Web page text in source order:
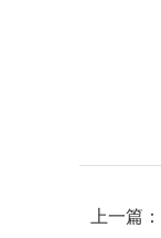
上一篇：